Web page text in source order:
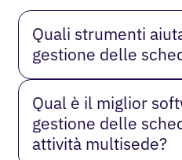
Quali strumenti
gestione delle
Qual è il miglior
gestione delle
attività multisede?